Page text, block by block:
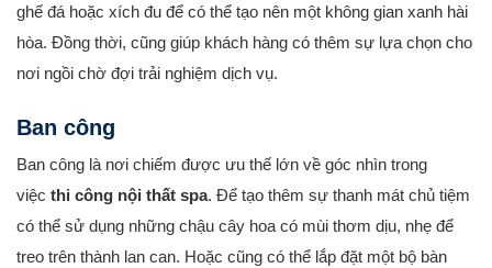
ghế đá hoặc xích đu để có thể tạo nên một không gian xanh hài
hòa. Đồng thời, cũng giúp khách hàng có thêm sự lựa chọn cho
nơi ngồi chờ đợi trải nghiệm dịch vụ.
Ban công
Ban công là nơi chiếm được ưu thế lớn về góc nhìn trong
việc thi công nội thất spa. Để tạo thêm sự thanh mát chủ tiệm
có thể sử dụng những chậu cây hoa có mùi thơm dịu, nhẹ để
treo trên thành lan can. Hoặc cũng có thể lắp đặt một bộ bàn